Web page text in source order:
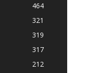
464
321
319
317
212